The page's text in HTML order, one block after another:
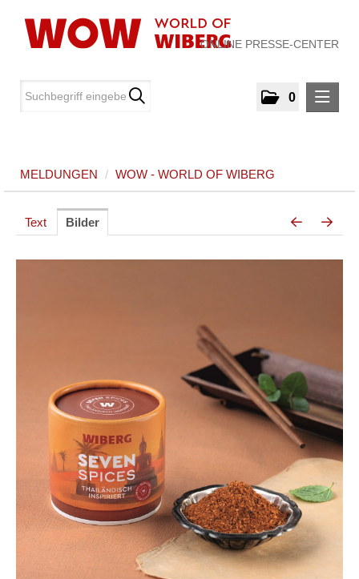
ONLINE PRESSE-CENTER
0
WOW - World of WIBERG
MEDIA
ÜBER UNS
MELDUNGEN / WOW - WORLD OF WIBERG
Text Bilder